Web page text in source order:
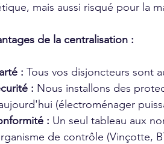
mais aussi risqué pour la
de la centralisation :
: Tous vos disjoncteurs sont
: Nous installons des
(électroménager
: Un seul tableau aux
de contrôle (Vinçotte,